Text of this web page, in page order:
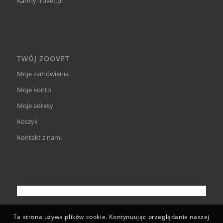
TWÓJ ZOOVET
Moje zamówienia
Moje konto
Moje adresy
Koszyk
Kontakt z nami
Ta strona używa plików cookie. Kontynuując przeglądanie naszej